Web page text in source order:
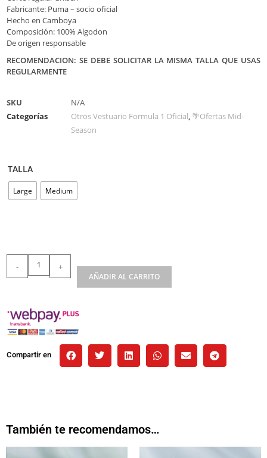
Fabricante: Puma – socio oficial
Hecho en Camboya
Composición: 100% Algodon
De origen responsable
RECOMENDACION: SE DEBE SOLICITAR LA MISMA TALLA QUE USAS
REGULARMENTE
SKU
N/A
Categorías
Otros Vestuario Formula 1 Oficial, 🌴Ofertas Mid-
Season
TALLA
Large Medium
- +
AÑADIR AL CARRITO
Compartir en
También te recomendamos…